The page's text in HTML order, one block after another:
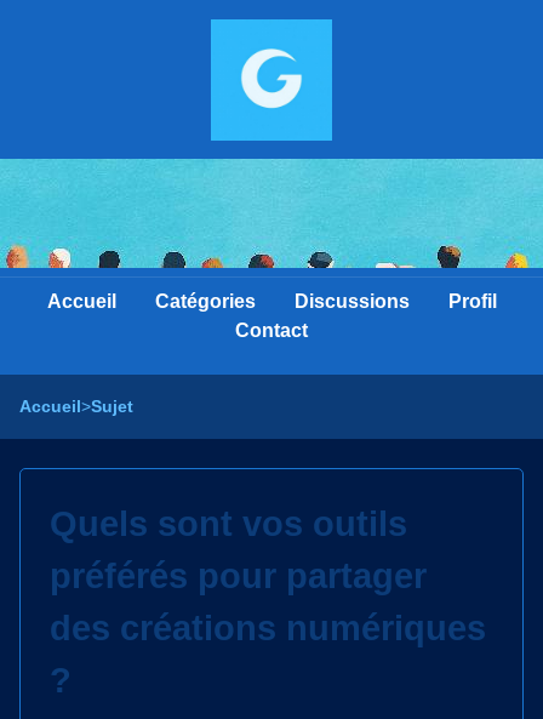
Accueil Catégories Discussions
Profil
Contact
Accueil>Sujet
Quels sont vos outils
préférés pour partager
des créations numériques
?